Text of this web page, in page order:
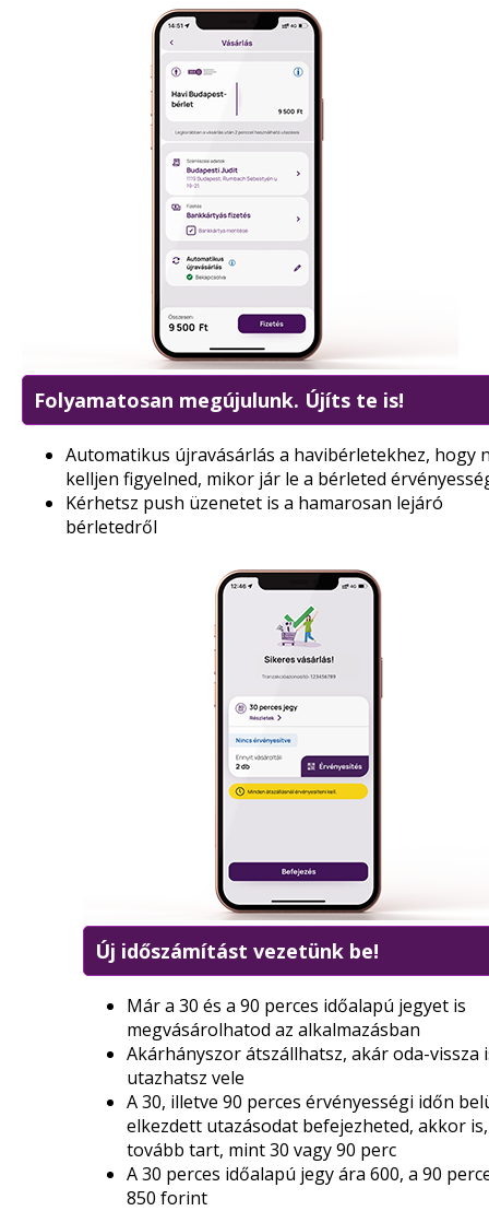
Folyamatosan megújulunk. Újíts te is!
Automatikus újravásárlás a havibérletekhez, hogy
kelljen figyelned, mikor jár le a bérleted
Kérhetsz push üzenetet is a hamarosan lejáró
bérletedről
Új időszámítást vezetünk be!
Már a 30 és a 90 perces időalapú jegyet is
megvásárolhatod az alkalmazásban
Akárhányszor átszállhatsz, akár oda-vissza
utazhatsz vele
A 30, illetve 90 perces érvényességi időn
elkezdett utazásodat befejezheted, akkor
tovább tart, mint 30 vagy 90 perc
A 30 perces időalapú jegy ára 600, a 90
850 forint